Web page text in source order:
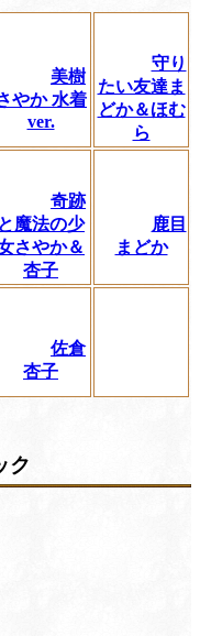
美樹
やか 水着
ver.
守り
たい友達ま
どか＆ほむ
ら
奇跡
と魔法の少
さやか＆
杏子
鹿目
まどか
佐倉
杏子
ク